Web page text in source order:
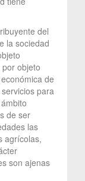
del
la sociedad
objeto
de
para
de ser
las
agrícolas,
son ajenas